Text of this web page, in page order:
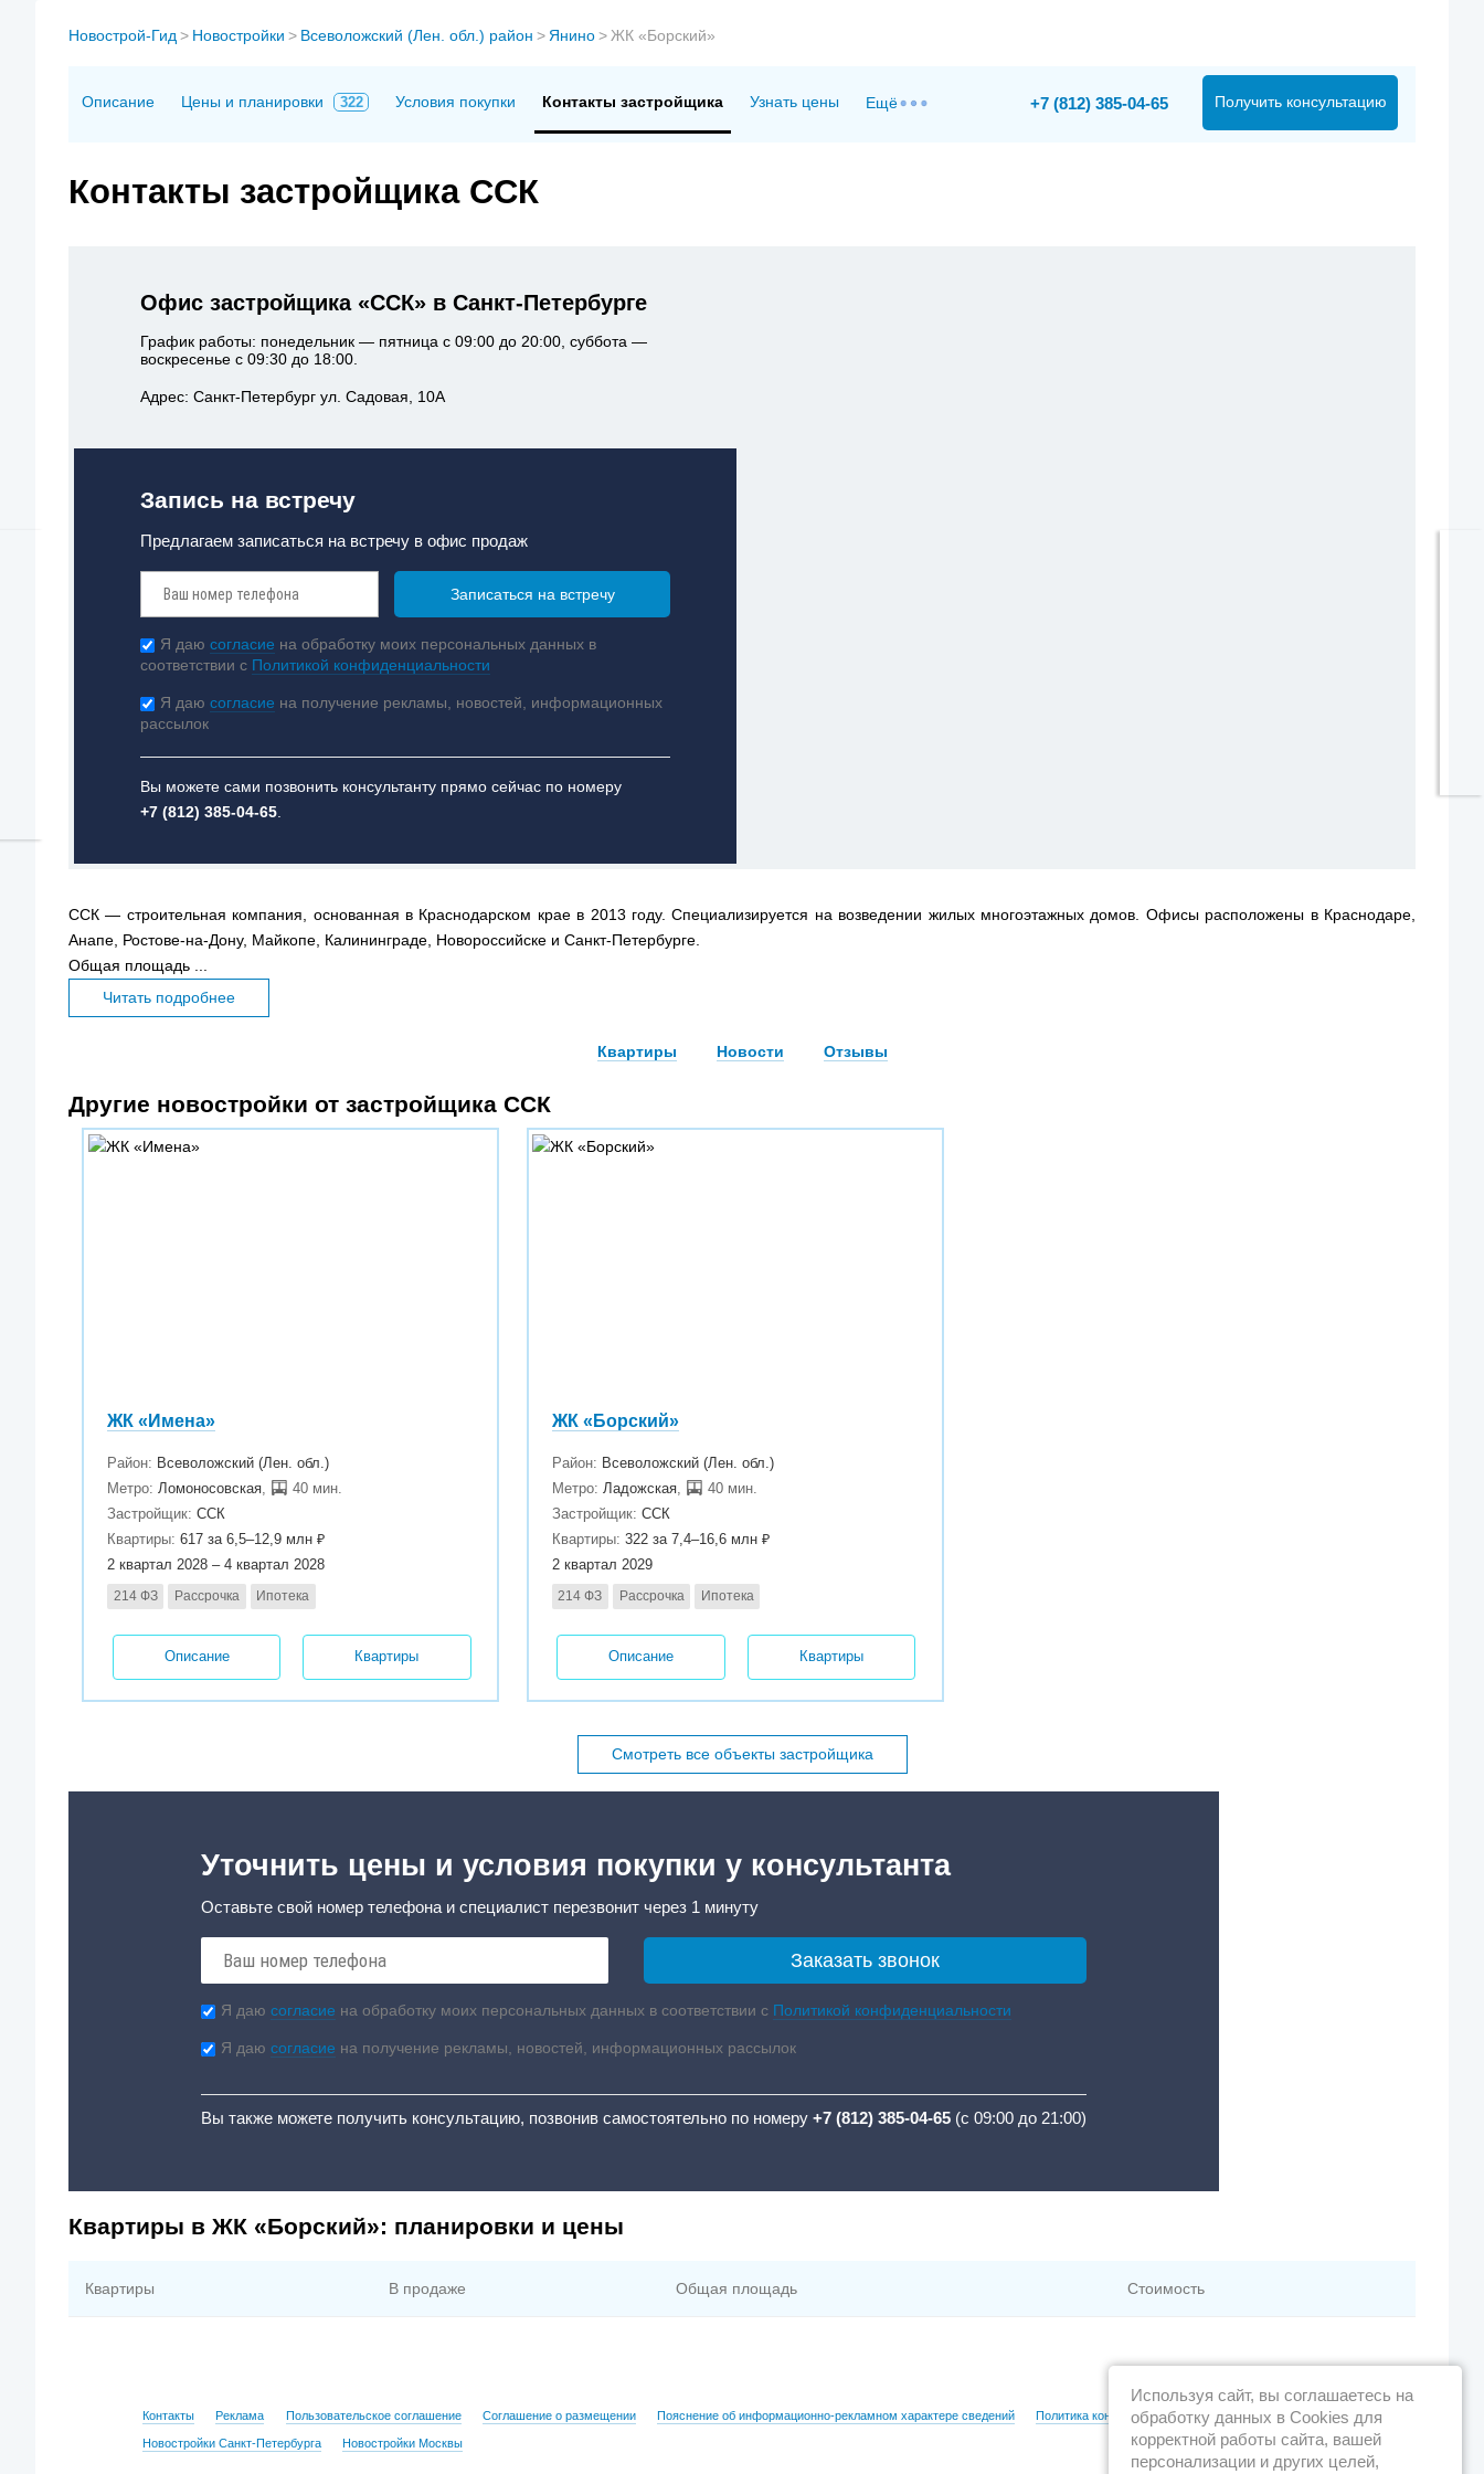
Новострой-Гид > Новостройки > Всеволожский (Лен. обл.) район > Янино> ЖК «Борский»
Описание Цены и планировки 322 Условия покупки Контакты застройщика Узнать цены Ещё Получить консультацию
+7 (812) 385-04-65
Контакты застройщика ССК
Офис застройщика «ССК» в Санкт-Петербурге
График работы: понедельник — пятница с 09:00 до 20:00, суббота —
воскресенье с 09:30 до 18:00.
Адрес: Санкт-Петербург ул. Садовая, 10А
Запись на встречу
Предлагаем записаться на встречу в офис продаж
Я даю согласие на обработку моих персональных данных в
соответствии с Политикой конфиденциальности
Я даю согласие на получение рекламы, новостей, информационных
рассылок
Вы можете сами позвонить консультанту прямо сейчас по номеру
+7 (812) 385-04-65.
ССК — строительная компания, основанная в Краснодарском крае в 2013 году. Специализируется на возведении жилых многоэтажных домов. Офисы расположены в Краснодаре,
Анапе, Ростове-на-Дону, Майкопе, Калининграде, Новороссийске и Санкт-Петербурге.
Общая площадь ...
Читать подробнее
Квартиры Новости Отзывы
Другие новостройки от застройщика ССК
ЖК «Имена»
Район: Всеволожский (Лен. обл.)
Метро: Ломоносовская,
40 мин.
Застройщик:ССК
Квартиры:617 за 6,5–12,9 млн ₽
2 квартал 2028 – 4 квартал 2028
214 ФЗ
Рассрочка Ипотека
Описание Квартиры
ЖК «Борский»
Район: Всеволожский (Лен. обл.)
Метро: Ладожская,
40 мин.
Застройщик: ССК
Квартиры: 322 за 7,4–16,6 млн ₽
2 квартал 2029
214 ФЗ
Рассрочка Ипотека
Описание Квартиры
Смотреть все объекты застройщика
Уточнить цены и условия покупки у консультанта
Оставьте свой номер телефона и специалист перезвонит через 1 минуту
Я даю согласие на обработку моих персональных данных в соответствии с Политикой конфиденциальности
Я даю согласие на получение рекламы, новостей, информационных рассылок
Вы также можете получить консультацию, позвонив самостоятельно по номеру +7 (812) 385-04-65 (с 09:00 до 21:00)
Квартиры в ЖК «Борский»: планировки и цены
Квартиры В продаже Общая площадь Стоимость
Контакты Реклама Пользовательское соглашение Соглашение о размещении Пояснение об информационно-рекламном характере сведений Политика конфиденциальности
Новостройки Санкт-Петербурга Новостройки Москвы
Используя сайт, вы соглашаетесь на
обработку данных в Cookies для
корректной работы сайта, вашей
персонализации и других целей,